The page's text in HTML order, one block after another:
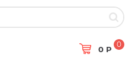
0 Р
0